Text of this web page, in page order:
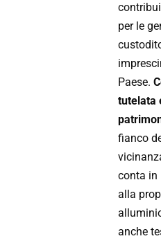
per le
Paese.
tutelata
fianco
conta in
alla
anche